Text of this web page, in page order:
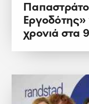
Εργοδότης»
χρονιά στα